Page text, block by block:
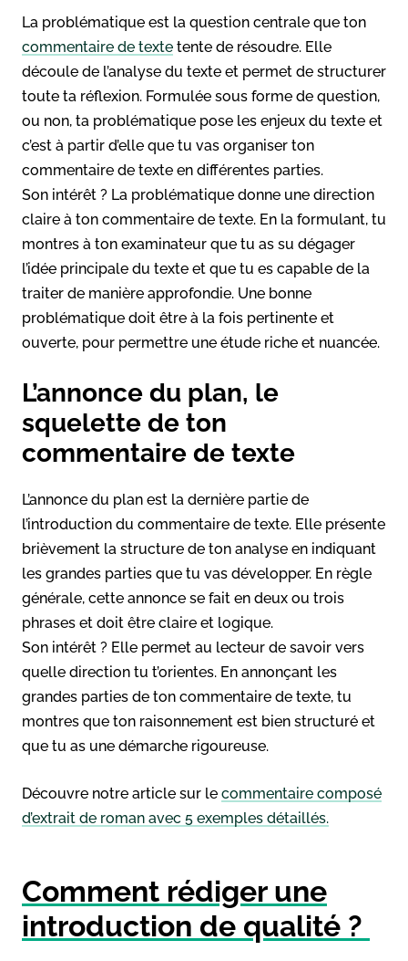
La problématique est la question centrale que ton
commentaire de texte tente de résoudre. Elle
découle de l’analyse du texte et permet de structurer
toute ta réflexion. Formulée sous forme de question,
ou non, ta problématique pose les enjeux du texte et
c’est à partir d’elle que tu vas organiser ton
commentaire de texte en différentes parties.
Son intérêt ? La problématique donne une direction
claire à ton commentaire de texte. En la formulant, tu
montres à ton examinateur que tu as su dégager
l’idée principale du texte et que tu es capable de la
traiter de manière approfondie. Une bonne
problématique doit être à la fois pertinente et
ouverte, pour permettre une étude riche et nuancée.
L’annonce du plan, le
squelette de ton
commentaire de texte
L’annonce du plan est la dernière partie de
l’introduction du commentaire de texte. Elle présente
brièvement la structure de ton analyse en indiquant
les grandes parties que tu vas développer. En règle
générale, cette annonce se fait en deux ou trois
phrases et doit être claire et logique.
Son intérêt ? Elle permet au lecteur de savoir vers
quelle direction tu t’orientes. En annonçant les
grandes parties de ton commentaire de texte, tu
montres que ton raisonnement est bien structuré et
que tu as une démarche rigoureuse.
Découvre notre article sur le commentaire composé
d’extrait de roman avec 5 exemples détaillés.
Comment rédiger une
introduction de qualité ?